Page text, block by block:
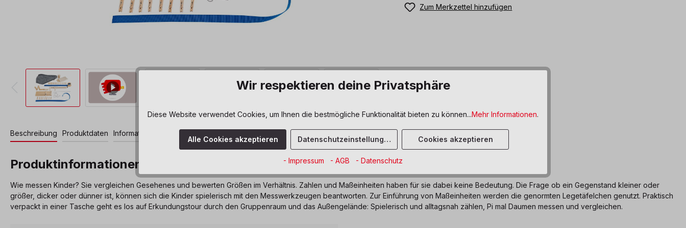
Zum Merkzettel hinzufügen
Beschreibung Produktdaten Informationen und Hinweise
Produktinformationen "Ellenlang & Daumengroß"
Wie messen Kinder? Sie vergleichen Gesehenes und bewerten Größen im Verhältnis. Zahlen und Maßeinheiten haben für sie dabei keine Bedeutung. Die Frage ob ein Gegenstand kleiner oder
größer, dicker oder dünner ist, können sich die Kinder spielerisch mit den Messwerkzeugen beantworten. Zur Einführung von Maßeinheiten werden die genormten Legetäfelchen genutzt. Praktisch
verpackt in einer Tasche geht es los auf Erkundungstour durch den Gruppenraum und das Außengelände: Spielerisch und alltagsnah zählen, Pi mal Daumen messen und vergleichen.
Wir respektieren deine Privatsphäre
Diese Website verwendet Cookies, um Ihnen die bestmögliche Funktionalität bieten zu können...Mehr Informationen.
Alle Cookies akzeptieren Datenschutzeinstellungen Cookies akzeptieren
- Impressum - AGB - Datenschutz